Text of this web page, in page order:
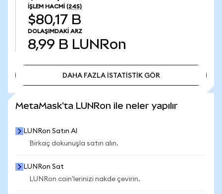
İŞLEM HACMI (24S)
$80,17 B
DOLAŞIMDAKI ARZ
8,99 B LUNRon
DAHA FAZLA İSTATİSTİK GÖR
MetaMask'ta LUNRon ile neler yapılır
LUNRon Satın Al
Birkaç dokunuşla satın alın.
LUNRon Sat
LUNRon coin'lerinizi nakde çevirin.